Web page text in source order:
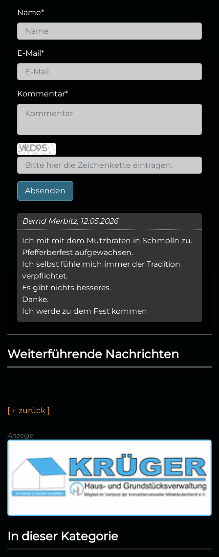
Name*
E-Mail *
Kommentar*
Absenden
Bernd Merbitz, 12.05.2026
Ich mit mit dem Mutzbraten in Schmölln zu.
Pfefferberfest aufgewachsen.
Ich selbst fühle mich immer der Tradition
verpflichtet.
Es gibt nichts besseres.
Danke.
Ich werde zu dem Fest kommen
Weiterführende Nachrichten
[ ← zurück ]
Anzeige
In dieser Kategorie